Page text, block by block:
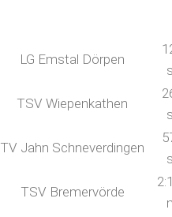
LG Emstal Dörpen
TSV Wiepenkathen
TV Jahn Schneverdingen
TSV Bremervörde